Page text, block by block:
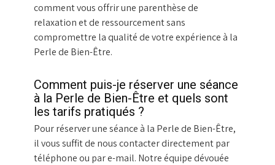
comment vous offrir une parenthèse de
relaxation et de ressourcement sans
compromettre la qualité de votre expérience à la
Perle de Bien-Être.
Comment puis-je réserver une séance
à la Perle de Bien-Être et quels sont
les tarifs pratiqués ?
Pour réserver une séance à la Perle de Bien-Être,
il vous suffit de nous contacter directement par
téléphone ou par e-mail. Notre équipe dévouée